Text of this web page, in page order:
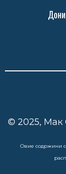
© 2025, Мак
Овие содржини